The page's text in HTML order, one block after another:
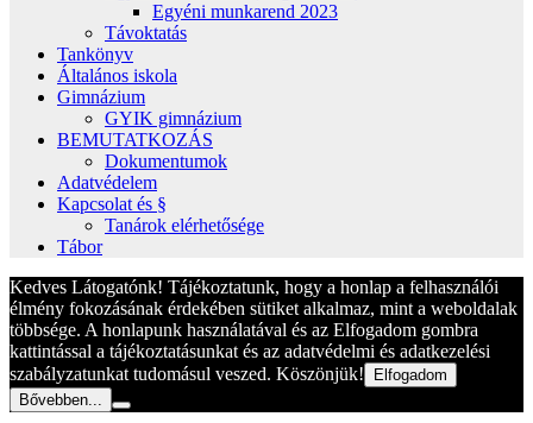
Egyéni munkarend 2023
Távoktatás
Tankönyv
Általános iskola
Gimnázium
GYIK gimnázium
BEMUTATKOZÁS
Dokumentumok
Adatvédelem
Kapcsolat és §
Tanárok elérhetősége
Tábor
Kedves Látogatónk! Tájékoztatunk, hogy a honlap a felhasználói
élmény fokozásának érdekében sütiket alkalmaz, mint a weboldalak
többsége. A honlapunk használatával és az Elfogadom gombra
kattintással a tájékoztatásunkat és az adatvédelmi és adatkezelési
szabályzatunkat tudomásul veszed. Köszönjük!
Elfogadom
Bővebben...